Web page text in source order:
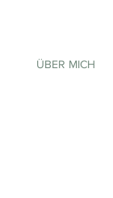
ÜBER MICH